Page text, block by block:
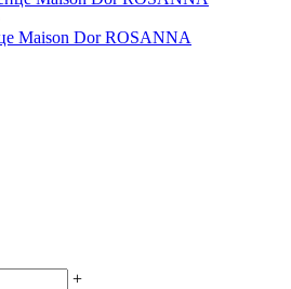
Maison Dor ROSANNA
+